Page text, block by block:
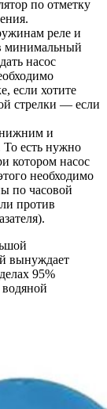
по отметку
реле и
минимальный
насос
если хотите
стрелки — если
нижним и
То есть нужно
котором насос
необходимо
по часовой
против
вынуждает
95%